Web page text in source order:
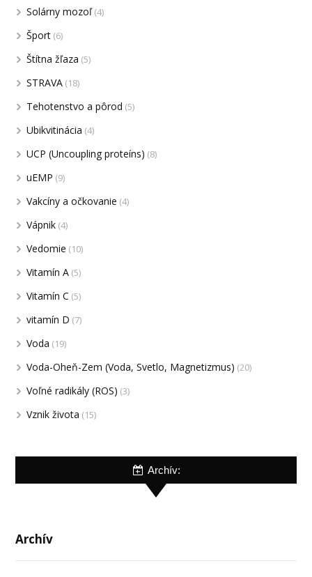
Solárny mozoľ(4)
Šport (6)
Štítna žľaza (5)
STRAVA (18)
Tehotenstvo a pôrod (5)
Ubikvitinácia (4)
UCP (Uncoupling proteíns) (8)
uEMP (9)
Vakcíny a očkovanie (4)
Vápnik (4)
Vedomie (10)
Vitamín A (5)
Vitamín C (5)
vitamín D (7)
Voda (19)
Voda-Oheň-Zem (Voda, Svetlo, Magnetizmus) (20)
Voľné radikály (ROS) (3)
Vznik života (15)
Archív:
Archív